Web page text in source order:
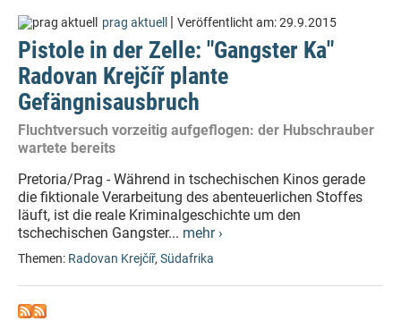
prag aktuell | Veröffentlicht am:29.9.2015
Pistole in der Zelle: "Gangster Ka"
Radovan Krejčíř plante
Gefängnisausbruch
Fluchtversuch vorzeitig aufgeflogen: der Hubschrauber
wartete bereits
Pretoria/Prag - Während in tschechischen Kinos gerade
die fiktionale Verarbeitung des abenteuerlichen Stoffes
läuft, ist die reale Kriminalgeschichte um den
tschechischen Gangster... mehr ›
Themen: Radovan Krejčíř, Südafrika